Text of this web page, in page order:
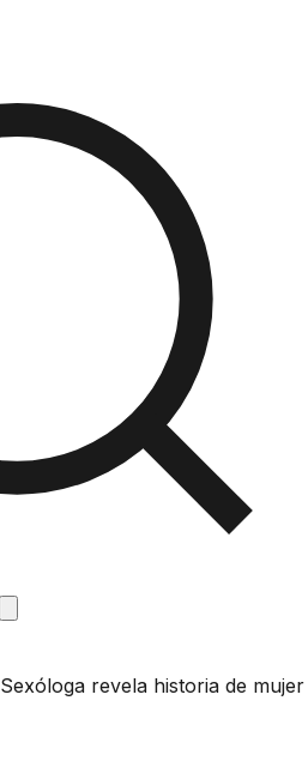
Sexóloga revela historia de mujer